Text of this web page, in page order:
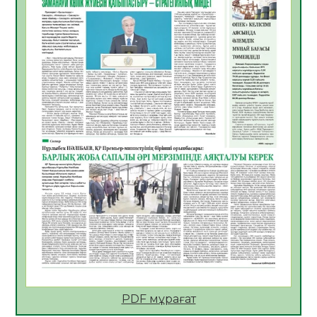
Қазақстан Орталық Азиядағы көшуге ең
қолайлы ел атанды
05.08.2026
33
Өрт қауіпсіздігі талаптарын сақтау – әр
азаматтың міндеті
05.08.2026
33
Руслан Рүстемұлы облыс әкімінің
кеңесшісі болып тағайындалды
05.08.2026
30
Цифрландыру саласын дамыту аясында
салынатын жаңа орталықтың жобасы
талқыланды
05.08.2026
30
құралдарының таныстырылымы өтті
PDF мұрағат